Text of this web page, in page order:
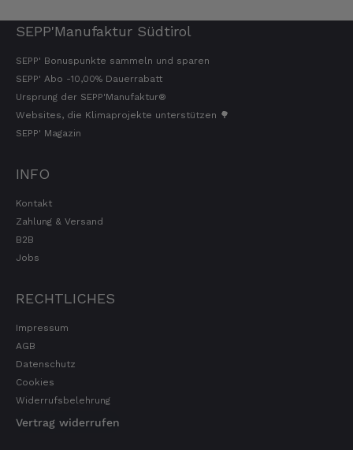
SEPP'Manufaktur Südtirol
SEPP' Bonuspunkte sammeln und sparen
SEPP' Abo -10,00% Dauerrabatt
Ursprung der SEPP'Manufaktur®
Websites, die Klimaprojekte unterstützen 🌳
SEPP' Magazin
INFO
Kontakt
Zahlung & Versand
B2B
Jobs
RECHTLICHES
Impressum
AGB
Datenschutz
Cookies
Widerrufsbelehrung
Vertrag widerrufen